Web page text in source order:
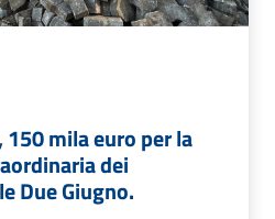
mila euro per la
dei
Due Giugno.